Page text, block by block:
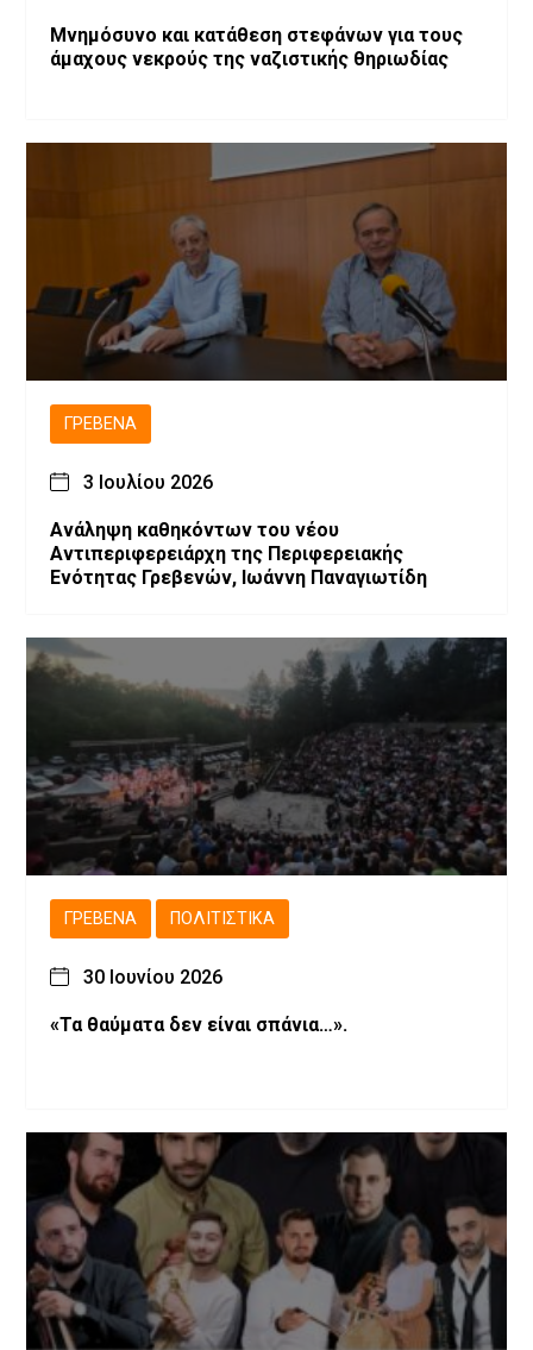
Μνημόσυνο και κατάθεση στεφάνων για τους
άμαχους νεκρούς της ναζιστικής θηριωδίας
ΓΡΕΒΕΝΆ
3 Ιουλίου 2026
Ανάληψη καθηκόντων του νέου
Αντιπεριφερειάρχη της Περιφερειακής
Ενότητας Γρεβενών, Ιωάννη Παναγιωτίδη
ΓΡΕΒΕΝΆ ΠΟΛΙΤΙΣΤΙΚΆ
30 Ιουνίου 2026
«Τα θαύματα δεν είναι σπάνια…».